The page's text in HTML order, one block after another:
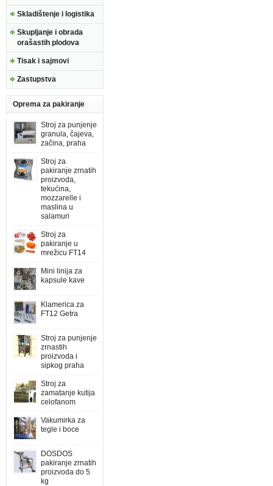
Skladištenje i logistika
Skupljanje i obrada
orašastih plodova
Tisak i sajmovi
Zastupstva
Oprema za pakiranje
Stroj za punjenje
granula, čajeva,
začina, praha
Stroj za
pakiranje zrnatih
proizvoda,
tekućina,
mozzarelle i
maslina u
salamuri
Stroj za
pakiranje u
mrežicu FT14
Mini linija za
kapsule kave
Klamerica za
FT12 Getra
Stroj za punjenje
zrnastih
proizvoda i
sipkog praha
Stroj za
zamatanje kutija
celofanom
Vakumirka za
tegle i boce
DOSDOS
pakiranje zrnatih
proizvoda do 5
kg